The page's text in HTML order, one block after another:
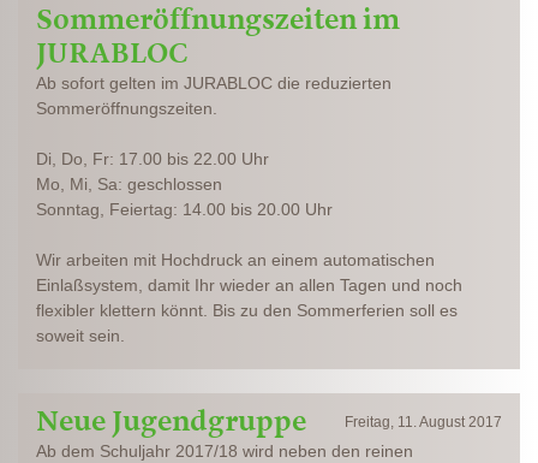
Sommeröffnungszeiten im
JURABLOC
Ab sofort gelten im JURABLOC die reduzierten
Sommeröffnungszeiten.
Di, Do, Fr: 17.00 bis 22.00 Uhr
Mo, Mi, Sa: geschlossen
Sonntag, Feiertag: 14.00 bis 20.00 Uhr
Wir arbeiten mit Hochdruck an einem automatischen
Einlaßsystem, damit Ihr wieder an allen Tagen und noch
flexibler klettern könnt. Bis zu den Sommerferien soll es
soweit sein.
Freitag, 11. August 2017
Neue Jugendgruppe
Ab dem Schuljahr 2017/18 wird neben den reinen